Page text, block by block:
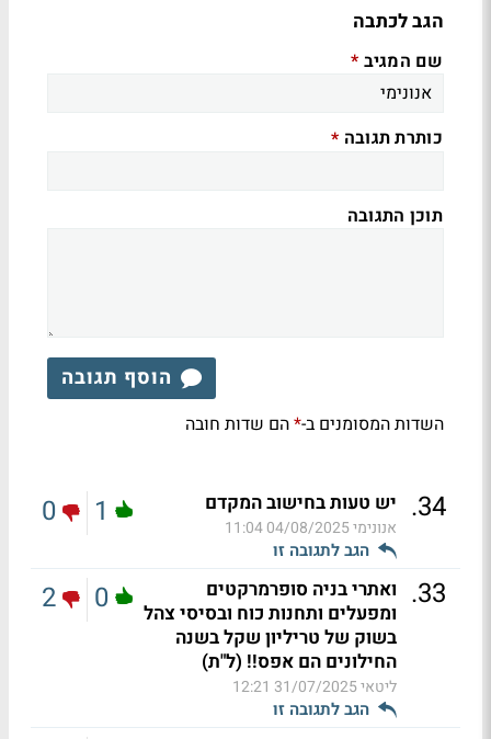
הגב לכתבה
שם המגיב *
כותרת תגובה *
תוכן התגובה
הוסף תגובה
השדות המסומנים ב-*הם שדות חובה
34
. יש טעות בחישוב המקדם
אנונימי04/08/2025 11:04
הגב לתגובה זו
1
0
33
. ואתרי בניה סופרמרקטים
ומפעלים ותחנות כוח ובסיסי צהל
בשוק של טריליון שקל בשנה
החילונים הם אפס!! (ל"ת)
ליטאי31/07/2025 12:21
הגב לתגובה זו
0
2